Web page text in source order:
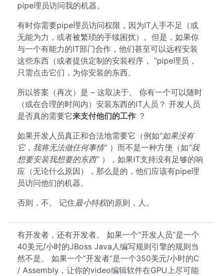
pipe理员访问我的机器。
有时你需要pipe理员访问权限，因为IT人手不足（或
无能为力，或者被繁琐的手续困扰）。但是，如果你
与一个有能力的IT部门合作，他们甚至可以远程安装
这些东西（或者提供定制的安装程序， “pipe理员，
只需点击它们，为你安装的东西。
所以答案（再次）是 – 这取决于。 你有一个可以随时
（或在合理的时间内）安装东西的IT人员？ 开发人员
是否真的需要它来支付他们的工作 ？
如果开发人员真正和合法地需要它（例如“如果没有
它，我将无法做任何事情”）而不是一种方便（如“我
想要安装我想要的东西”），如果IT支持没有足够的响
应（无论什么原因），那么是的，他们应该有pipe理
员访问他们的机器。
否则，不。 记住最小特权的原则，人。
有开发者，还有开发者。 如果一个“开发人员”是一个
40美元/小时的JBoss Java人编写规则引擎的规则当
然不是。 如果一个“开发者”是一个350美元/小时的C
/ Assembly，让你的video编辑软件在GPU上尽可能